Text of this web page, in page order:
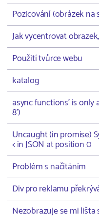
Pozicování (obrázek na
Jak vycentrovat
Použití tvůrce webu
katalog
async functions' is only
8')
Uncaught (in promise)
< in JSON at position 0
Problém s načítáním
Div pro reklamu
Nezobrazuje se mi lišta